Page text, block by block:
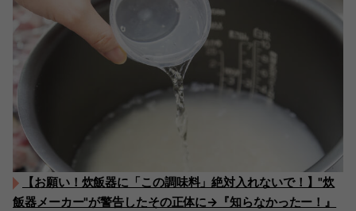
【お願い！炊飯器に「この調味料」絶対入れないで！】"炊
飯器メーカー"が警告したその正体に→『知らなかったー！』